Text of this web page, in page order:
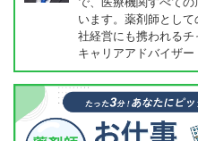
います。薬剤師とし
社経営にも携われるチ
キャリアアドバイザ